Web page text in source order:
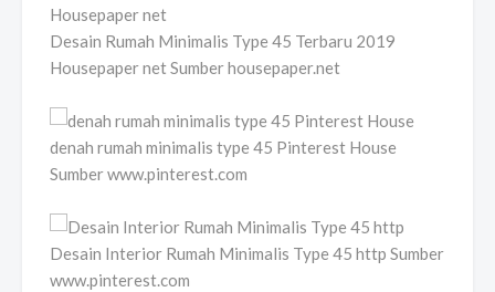
Desain Rumah Minimalis Type 45 Terbaru 2019
Housepaper net Sumber housepaper.net
denah rumah minimalis type 45 Pinterest House
Sumber www.pinterest.com
Desain Interior Rumah Minimalis Type 45 http Sumber
www.pinterest.com